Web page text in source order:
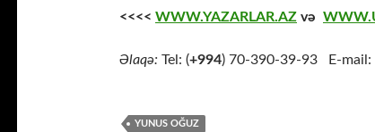
<<<< WWW.YAZARLAR.AZ və
Əlaqə: Tel: (+994) 70-390-39-93 E-mail:
YUNUS OĞUZ